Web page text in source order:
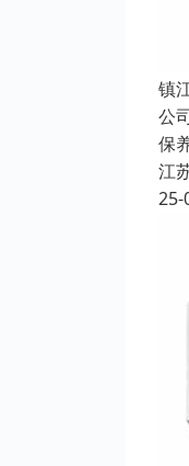
镇
公
保
江
25-